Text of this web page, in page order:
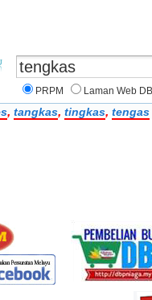
PRPM Laman Web
, tangkas, tingkas, tengas